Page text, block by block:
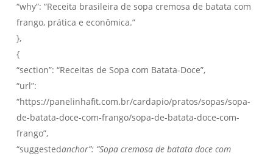
“why”: “Receita brasileira de sopa cremosa de batata com
frango, prática e econômica.”
},
{
“section”: “Receitas de Sopa com Batata-Doce”,
“url”:
“https://panelinhafit.com.br/cardapio/pratos/sopas/sopa-
de-batata-doce-com-frango/sopa-de-batata-doce-com-
frango”,
“suggestedanchor”: “Sopa cremosa de batata doce com